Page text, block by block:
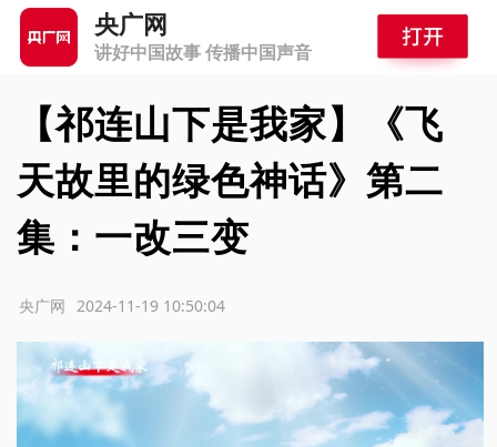
央广网
讲好中国故事 传播中国声音
【祁连山下是我家】《飞
天故里的绿色神话》第二
集：一改三变
2024-11-19 10:50:04
央广网